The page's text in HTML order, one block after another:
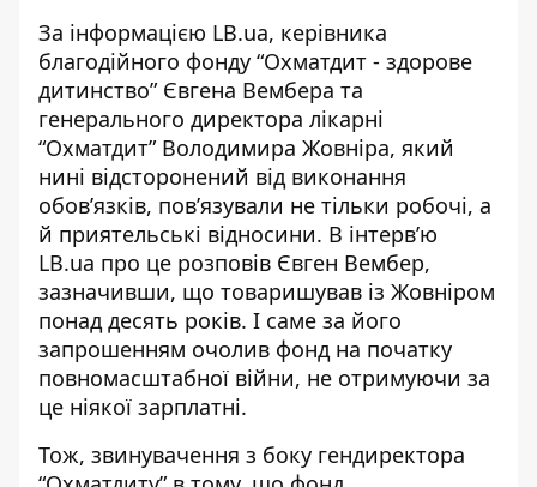
За інформацією LB.ua, керівника
благодійного фонду “Охматдит - здорове
дитинство” Євгена Вембера та
генерального директора лікарні
“Охматдит” Володимира Жовніра, який
нині відсторонений від виконання
обов’язків, пов’язували не тільки робочі, а
й приятельські відносини. В інтерв’ю
LB.ua про це розповів Євген Вембер,
зазначивши, що товаришував із Жовніром
понад десять років. І саме за його
запрошенням очолив фонд на початку
повномасштабної війни, не отримуючи за
це ніякої зарплатні.
Тож, звинувачення з боку гендиректора